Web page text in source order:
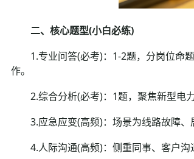
二、核心题型(小白必练)
1.专业问答(必考)：1-2题，分岗位命
作。
2.综合分析(必考)：1题，聚焦新型电
3.应急应变(高频)：场景为线路故障、
4.人际沟通(高频)：侧重同事、客户沟